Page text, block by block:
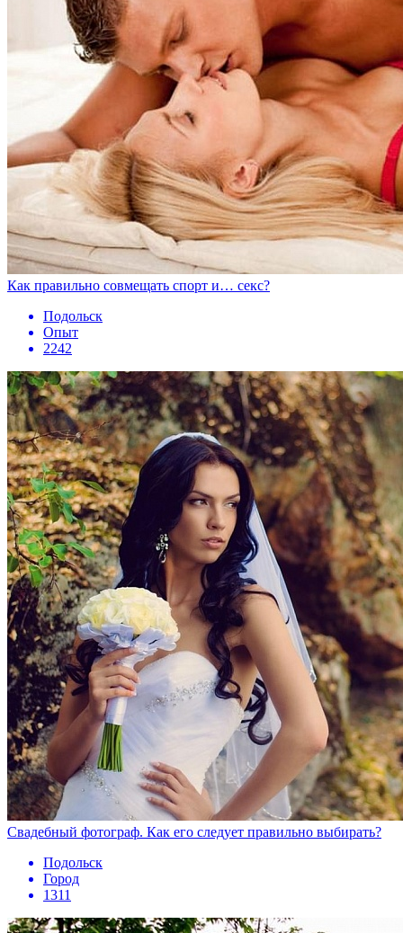
Как правильно совмещать спорт и… секс?
Подольск
Опыт
2242
Свадебный фотограф. Как его следует правильно выбирать?
Подольск
Город
1311